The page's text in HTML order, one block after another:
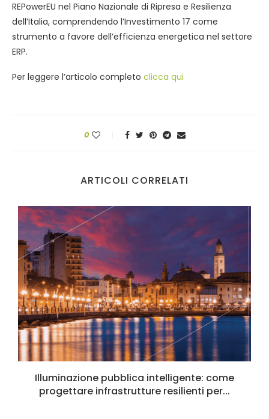
REPowerEU nel Piano Nazionale di Ripresa e Resilienza
dell’Italia, comprendendo l’Investimento 17 come
strumento a favore dell’efficienza energetica nel settore
ERP.
Per leggere l’articolo completo clicca qui
0
ARTICOLI CORRELATI
Illuminazione pubblica intelligente: come
progettare infrastrutture resilienti per...